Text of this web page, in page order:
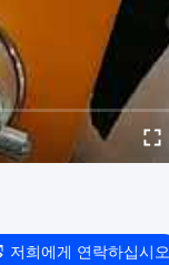
저희에게 연락하십시오